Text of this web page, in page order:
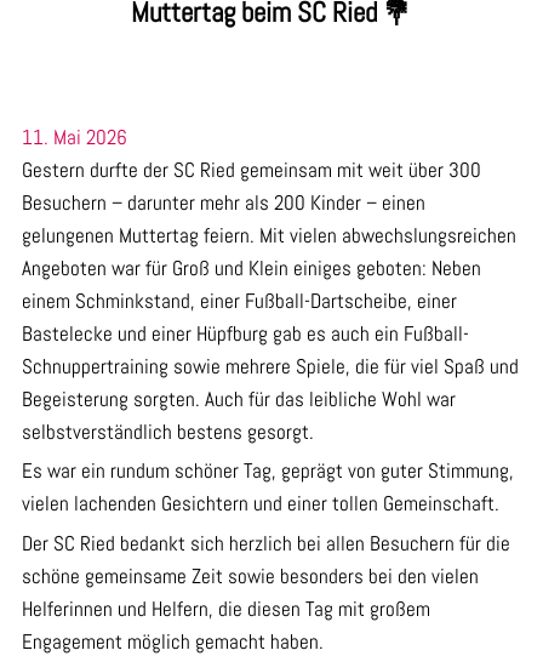
Muttertag beim SC Ried 💐
11. Mai 2026
Gestern durfte der SC Ried gemeinsam mit weit über 300
Besuchern – darunter mehr als 200 Kinder – einen
gelungenen Muttertag feiern. Mit vielen abwechslungsreichen
Angeboten war für Groß und Klein einiges geboten: Neben
einem Schminkstand, einer Fußball-Dartscheibe, einer
Bastelecke und einer Hüpfburg gab es auch ein Fußball-
Schnuppertraining sowie mehrere Spiele, die für viel Spaß und
Begeisterung sorgten. Auch für das leibliche Wohl war
selbstverständlich bestens gesorgt.
Es war ein rundum schöner Tag, geprägt von guter Stimmung,
vielen lachenden Gesichtern und einer tollen Gemeinschaft.
Der SC Ried bedankt sich herzlich bei allen Besuchern für die
schöne gemeinsame Zeit sowie besonders bei den vielen
Helferinnen und Helfern, die diesen Tag mit großem
Engagement möglich gemacht haben.